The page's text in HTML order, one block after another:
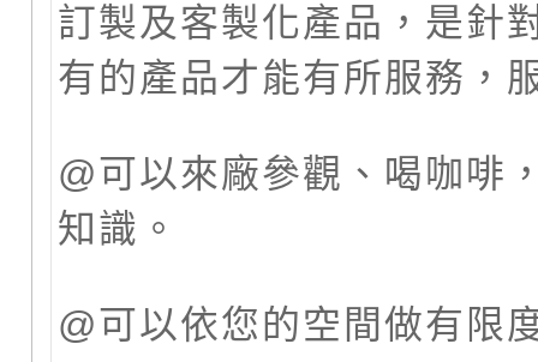
訂製及客製化產品，是針
有的產品才能有所服務，
@可以來廠參觀、喝咖啡
知識。
@可以依您的空間做有限